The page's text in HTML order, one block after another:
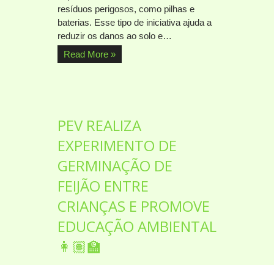
resíduos perigosos, como pilhas e
baterias. Esse tipo de iniciativa ajuda a
reduzir os danos ao solo e…
Read More »
PEV REALIZA
EXPERIMENTO DE
GERMINAÇÃO DE
FEIJÃO ENTRE
CRIANÇAS E PROMOVE
EDUCAÇÃO AMBIENTAL
👩🏽‍🏫